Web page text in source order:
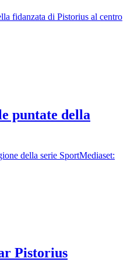
fidanzata di Pistorius al centro
puntate della
della serie SportMediaset:
Pistorius